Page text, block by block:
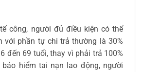
công, người đủ điều kiện có thể
với phần tự chi trả thường là 30%
đến 69 tuổi, thay vì phải trả 100%
hiểm tai nạn lao động, người